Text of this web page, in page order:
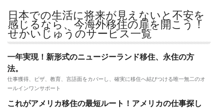
日本での生活に将来が見えないと不安を
感じるなら、今海外移住の扉を開こう！
せかいじゅうのサービス一覧
一年実現！新形式のニュージーランド移住、永住の方
法。
仕事獲得、ビザ、教育、言語面をカバーし、確実に移住へ結びつける唯一無二のオ
ールインワンサポート
これがアメリカ移住の最短ルート！アメリカの仕事探し